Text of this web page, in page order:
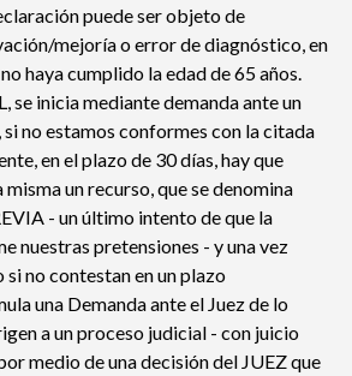
puede ser objeto de
mejoría o error de diagnóstico, en
haya cumplido la edad de 65 años.
se inicia mediante demanda ante un
si no estamos conformes con la citada
en el plazo de 30 días, hay que
un recurso, que se denomina
- un último intento de que la
nuestras pretensiones - y una vez
si no contestan en un plazo
una Demanda ante el Juez de lo
a un proceso judicial - con juicio
medio de una decisión del JUEZ que